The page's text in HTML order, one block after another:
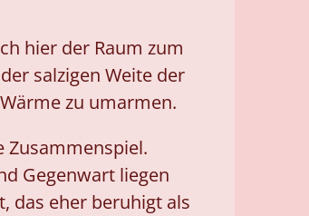
hier der Raum zum
salzigen Weite der
zu umarmen.
Zusammenspiel.
Gegenwart liegen
das eher beruhigt als